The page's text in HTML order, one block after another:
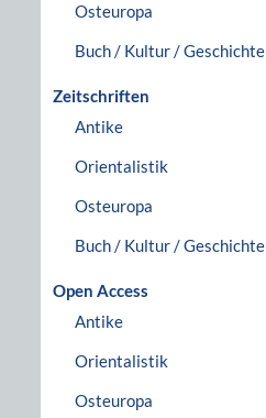
Osteuropa
Buch / Kultur / Geschichte
Zeitschriften
Antike
Orientalistik
Osteuropa
Buch / Kultur / Geschichte
Open Access
Antike
Orientalistik
Osteuropa